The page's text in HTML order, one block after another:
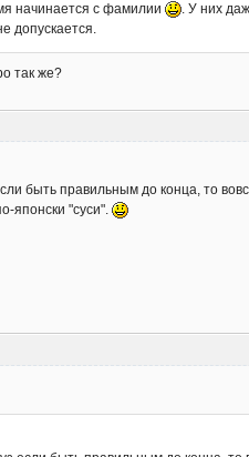
начинается с фамилии
. У них
допускается.
так же?
быть правильным до конца, то
японски "суси".